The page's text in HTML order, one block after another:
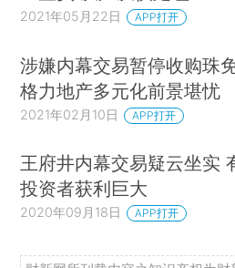
2021年05月22日 APP打开
涉嫌内幕交易暂停收购珠
格力地产多元化前景堪忧
2021年02月10日 APP打开
王府井内幕交易疑云坐实
投资者获利巨大
2020年09月18日 APP打开